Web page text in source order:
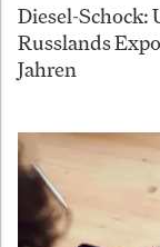
Diesel-Schock:
Russlands
Jahren